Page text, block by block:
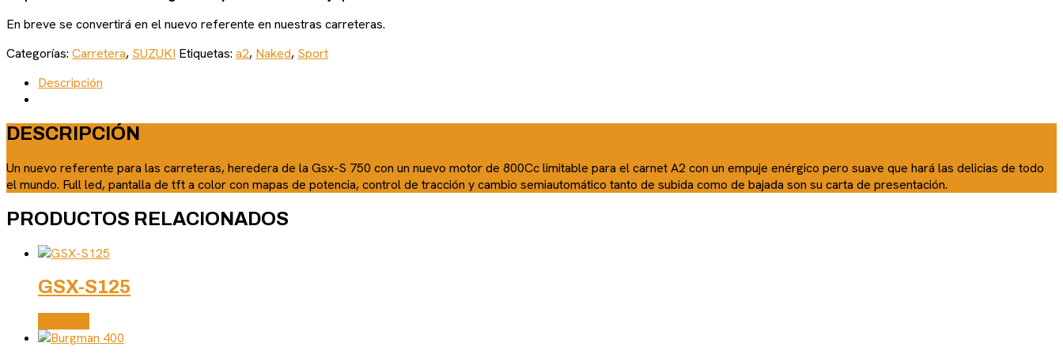
En breve se convertirá en el nuevo referente en nuestras carreteras.
Categorías: Carretera, SUZUKI Etiquetas: a2, Naked, Sport
Descripción
DESCRIPCIÓN
Un nuevo referente para las carreteras, heredera de la Gsx-S 750 con un nuevo motor de 800Cc limitable para el carnet A2 con un empuje enérgico pero suave que hará las delicias de todo
el mundo. Full led, pantalla de tft a color con mapas de potencia, control de tracción y cambio semiautomático tanto de subida como de bajada son su carta de presentación.
PRODUCTOS RELACIONADOS
GSX-S125